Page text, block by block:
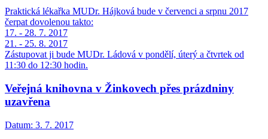
Praktická lékařka MUDr. Hájková bude v červenci a srpnu 2017
čerpat dovolenou takto:
17. - 28. 7. 2017
21. - 25. 8. 2017
Zástupovat ji bude MUDr. Ládová v pondělí, úterý a čtvrtek od
11:30 do 12:30 hodin.
Veřejná knihovna v Žinkovech přes prázdniny
uzavřena
Datum: 3. 7. 2017